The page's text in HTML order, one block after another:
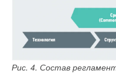
Рис. 4. Состав
автоматизированный
сокращение
счёт более точных и
высокое качество
значительно